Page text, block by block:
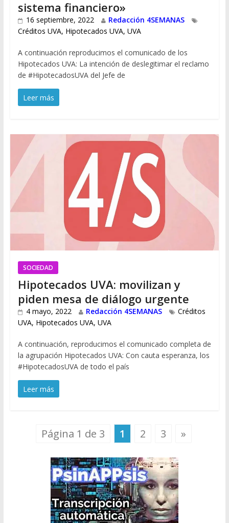
sistema financiero»
16 septiembre, 2022
Redacción 4SEMANAS
Créditos UVA, Hipotecados UVA, UVA
A continuación reproducimos el comunicado de los
Hipotecados UVA: La intención de deslegitimar el reclamo
de #HipotecadosUVA del Jefe de
Leer más
SOCIEDAD
Hipotecados UVA: movilizan y
piden mesa de diálogo urgente
4 mayo, 2022 Redacción 4SEMANAS
Créditos
UVA, Hipotecados UVA, UVA
A continuación, reproducimos el comunicado completa de
la agrupación Hipotecados UVA: Con cauta esperanza, los
#HipotecadosUVA de todo el país
Leer más
Página 1 de 3 1 2 3 »